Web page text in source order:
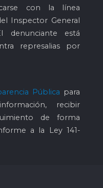
con la línea
Inspector General
denunciante está
represalias por
Pública para
recibir
de forma
a la Ley 141-